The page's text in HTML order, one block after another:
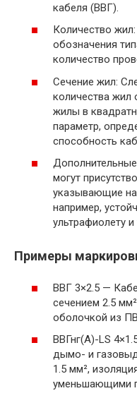
кабеля (ВВГ).
Количество
обозначения
количество
Сечение жил:
количества жил
жилы в
параметр,
способность
могут
указывающие на
например,
ультрафиолету и
Примеры
ВВГ 3×2.5 —
сечением 2.5
оболочкой из
ВВГнг(А)-LS
дымо- и
1.5 мм²,
уменьшающими